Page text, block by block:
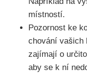
místností.
Pozornost ke
chování vašich
zajímají o
aby se k ní